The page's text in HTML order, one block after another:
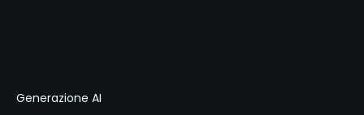
Generazione AI